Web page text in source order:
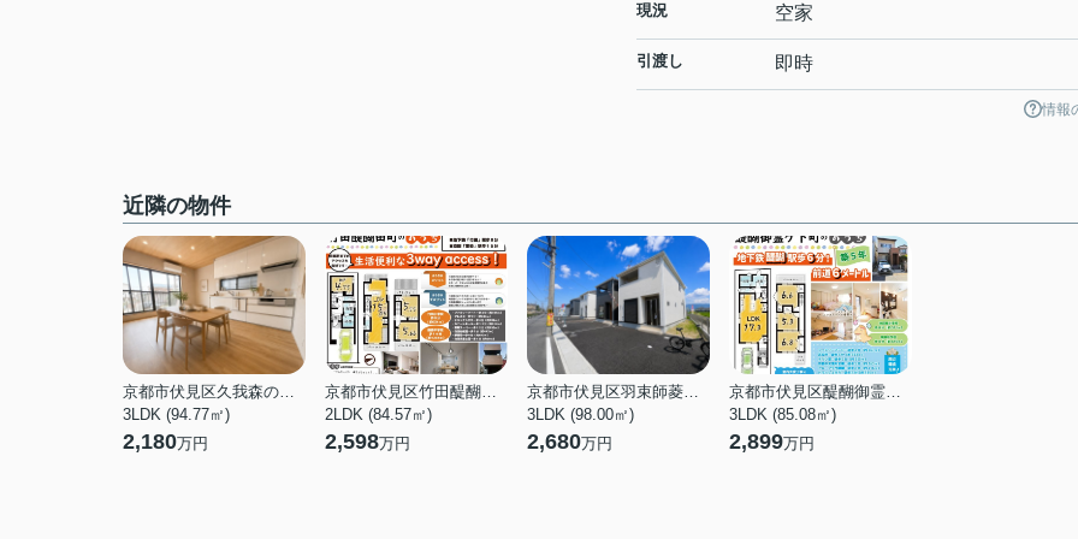
現況 空家
引渡し 即時
情報
近隣の物件
京都市伏見区久我森の宮町
3LDK (94.77㎡)
2,180万円
京都市伏見区竹田醍醐田町
2LDK (84.57㎡)
2,598万円
京都市伏見区羽束師菱川町
3LDK (98.00㎡)
2,680万円
京都市伏見区醍醐御霊ケ下町
3LDK (85.08㎡)
2,899万円